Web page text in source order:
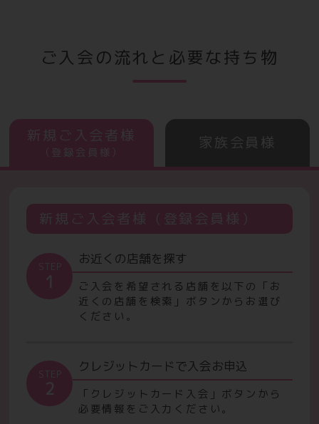
ご入会の流れと必要な持ち物
新規ご入会者様
（登録会員様）
家族会員様
新規ご入会者様（登録会員様）
STEP
1
お近くの店舗を探す
ご入会を希望される店舗を以下の「お
近くの店舗を検索」ボタンからお選び
ください。
STEP
2
クレジットカードで入会お申込
「クレジットカード入会」ボタンから
必要情報をご入力ください。